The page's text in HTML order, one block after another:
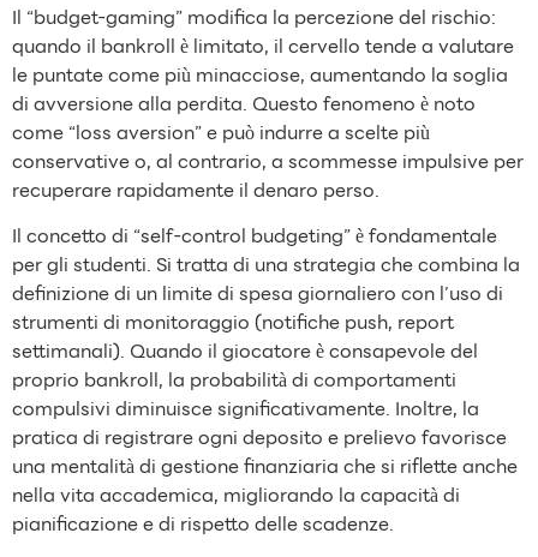
Il “budget‑gaming” modifica la percezione del rischio:
quando il bankroll è limitato, il cervello tende a valutare
le puntate come più minacciose, aumentando la soglia
di avversione alla perdita. Questo fenomeno è noto
come “loss aversion” e può indurre a scelte più
conservative o, al contrario, a scommesse impulsive per
recuperare rapidamente il denaro perso.
Il concetto di “self‑control budgeting” è fondamentale
per gli studenti. Si tratta di una strategia che combina la
definizione di un limite di spesa giornaliero con l’uso di
strumenti di monitoraggio (notifiche push, report
settimanali). Quando il giocatore è consapevole del
proprio bankroll, la probabilità di comportamenti
compulsivi diminuisce significativamente. Inoltre, la
pratica di registrare ogni deposito e prelievo favorisce
una mentalità di gestione finanziaria che si riflette anche
nella vita accademica, migliorando la capacità di
pianificazione e di rispetto delle scadenze.